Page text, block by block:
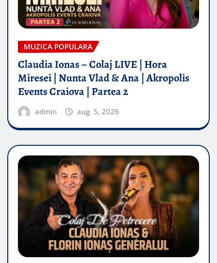
MUZICA POPULARA
Claudia Ionas – Colaj LIVE | Hora
Miresei | Nunta Vlad & Ana | Akropolis
Events Craiova | Partea 2
admin aug. 5, 2026